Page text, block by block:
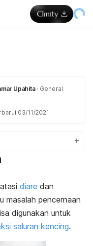
Upahita · General
03/11/2021
diare dan
masalah pencernaan
digunakan untuk
saluran kencing.